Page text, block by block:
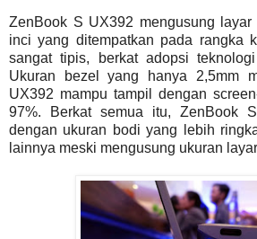
ZenBook S UX392 mengusung
inci yang ditempatkan pada rangka
sangat tipis, berkat adopsi
Ukuran bezel yang hanya 2,5mm
UX392 mampu tampil dengan
97%. Berkat semua itu, ZenBook
dengan ukuran bodi yang lebih
lainnya meski mengusung ukuran